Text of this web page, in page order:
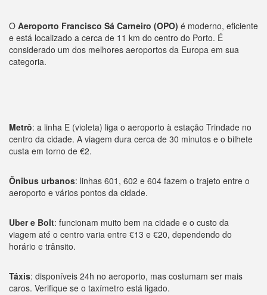
O Aeroporto Francisco Sá Carneiro (OPO) é moderno, eficiente
e está localizado a cerca de 11 km do centro do Porto. É
considerado um dos melhores aeroportos da Europa em sua
categoria.
Metrô: a linha E (violeta) liga o aeroporto à estação Trindade no
centro da cidade. A viagem dura cerca de 30 minutos e o bilhete
custa em torno de €2.
Ônibus urbanos: linhas 601, 602 e 604 fazem o trajeto entre o
aeroporto e vários pontos da cidade.
Uber e Bolt: funcionam muito bem na cidade e o custo da
viagem até o centro varia entre €13 e €20, dependendo do
horário e trânsito.
Táxis: disponíveis 24h no aeroporto, mas costumam ser mais
caros. Verifique se o taxímetro está ligado.